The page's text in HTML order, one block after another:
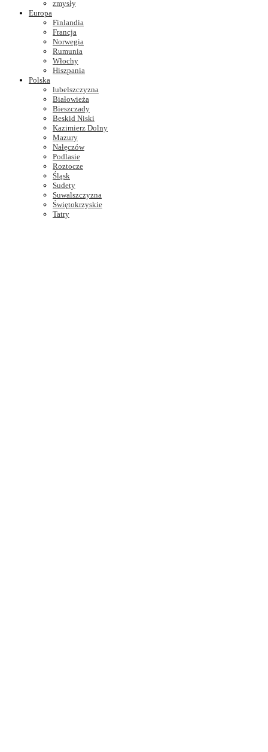
zmysły
Europa
Finlandia
Francja
Norwegia
Rumunia
Włochy
Hiszpania
Polska
lubelszczyzna
Białowieża
Bieszczady
Beskid Niski
Kazimierz Dolny
Mazury
Nałęczów
Podlasie
Roztocze
Śląsk
Sudety
Suwalszczyzna
Świętokrzyskie
Tatry